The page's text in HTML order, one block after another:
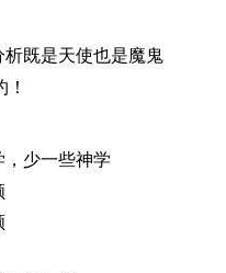
既是天使也是魔鬼
少一些神学